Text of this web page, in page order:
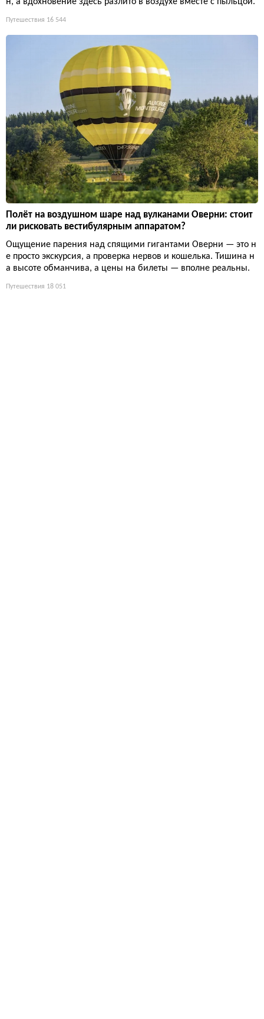
Путешествия 16 544
Полёт на воздушном шаре над вулканами Оверни: стоит
ли рисковать вестибулярным аппаратом?
Ощущение парения над спящими гигантами Оверни — это н
е просто экскурсия, а проверка нервов и кошелька. Тишина н
а высоте обманчива, а цены на билеты — вполне реальны.
Путешествия 18 051